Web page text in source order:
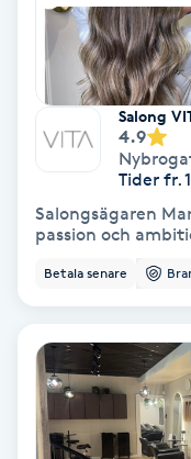
Klippning
Klippning & Slingor
Klippning ungdom
Koppningsmassage
Kosmetisk tatuering
Kostrådgivning
Kroppsinpackning
Salong
4.9
Tider fr.
Salongsägaren
passion och
Betala senare